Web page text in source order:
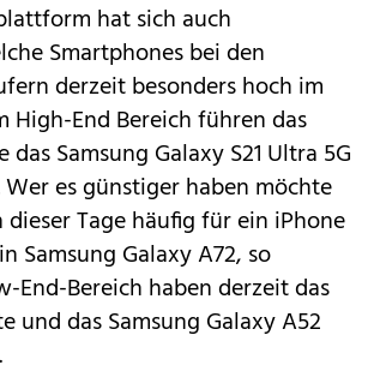
hat sich auch
Smartphones bei den
derzeit besonders hoch im
High-End Bereich führen das
das Samsung Galaxy S21 Ultra 5G
Wer es günstiger haben möchte
dieser Tage häufig für ein iPhone
Samsung Galaxy A72, so
End-Bereich haben derzeit das
und das Samsung Galaxy A52